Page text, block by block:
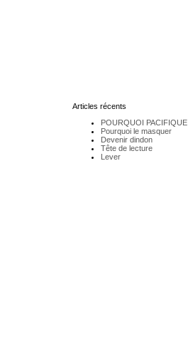
Articles récents
POURQUOI PACIFIQUE
Pourquoi le masquer
Devenir dindon
Tête de lecture
Lever